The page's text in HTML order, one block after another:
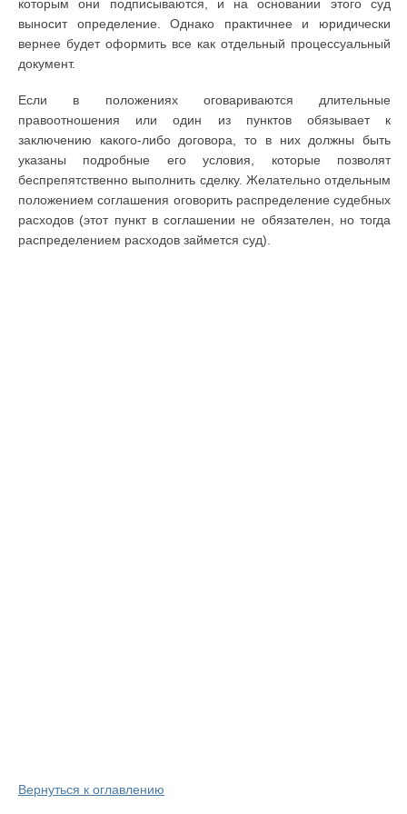
которым они подписываются, и на основании этого суд
выносит определение. Однако практичнее и юридически
вернее будет оформить все как отдельный процессуальный
документ.
Если в положениях оговариваются длительные
правоотношения или один из пунктов обязывает к
заключению какого-либо договора, то в них должны быть
указаны подробные его условия, которые позволят
беспрепятственно выполнить сделку. Желательно отдельным
положением соглашения оговорить распределение судебных
расходов (этот пункт в соглашении не обязателен, но тогда
распределением расходов займется суд).
Вернуться к оглавлению